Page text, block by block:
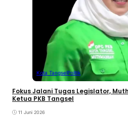
Kota TangselPolitik
Fokus Jalani Tugas Legislator,
Ketua PKB Tangsel
11 Juni 2026